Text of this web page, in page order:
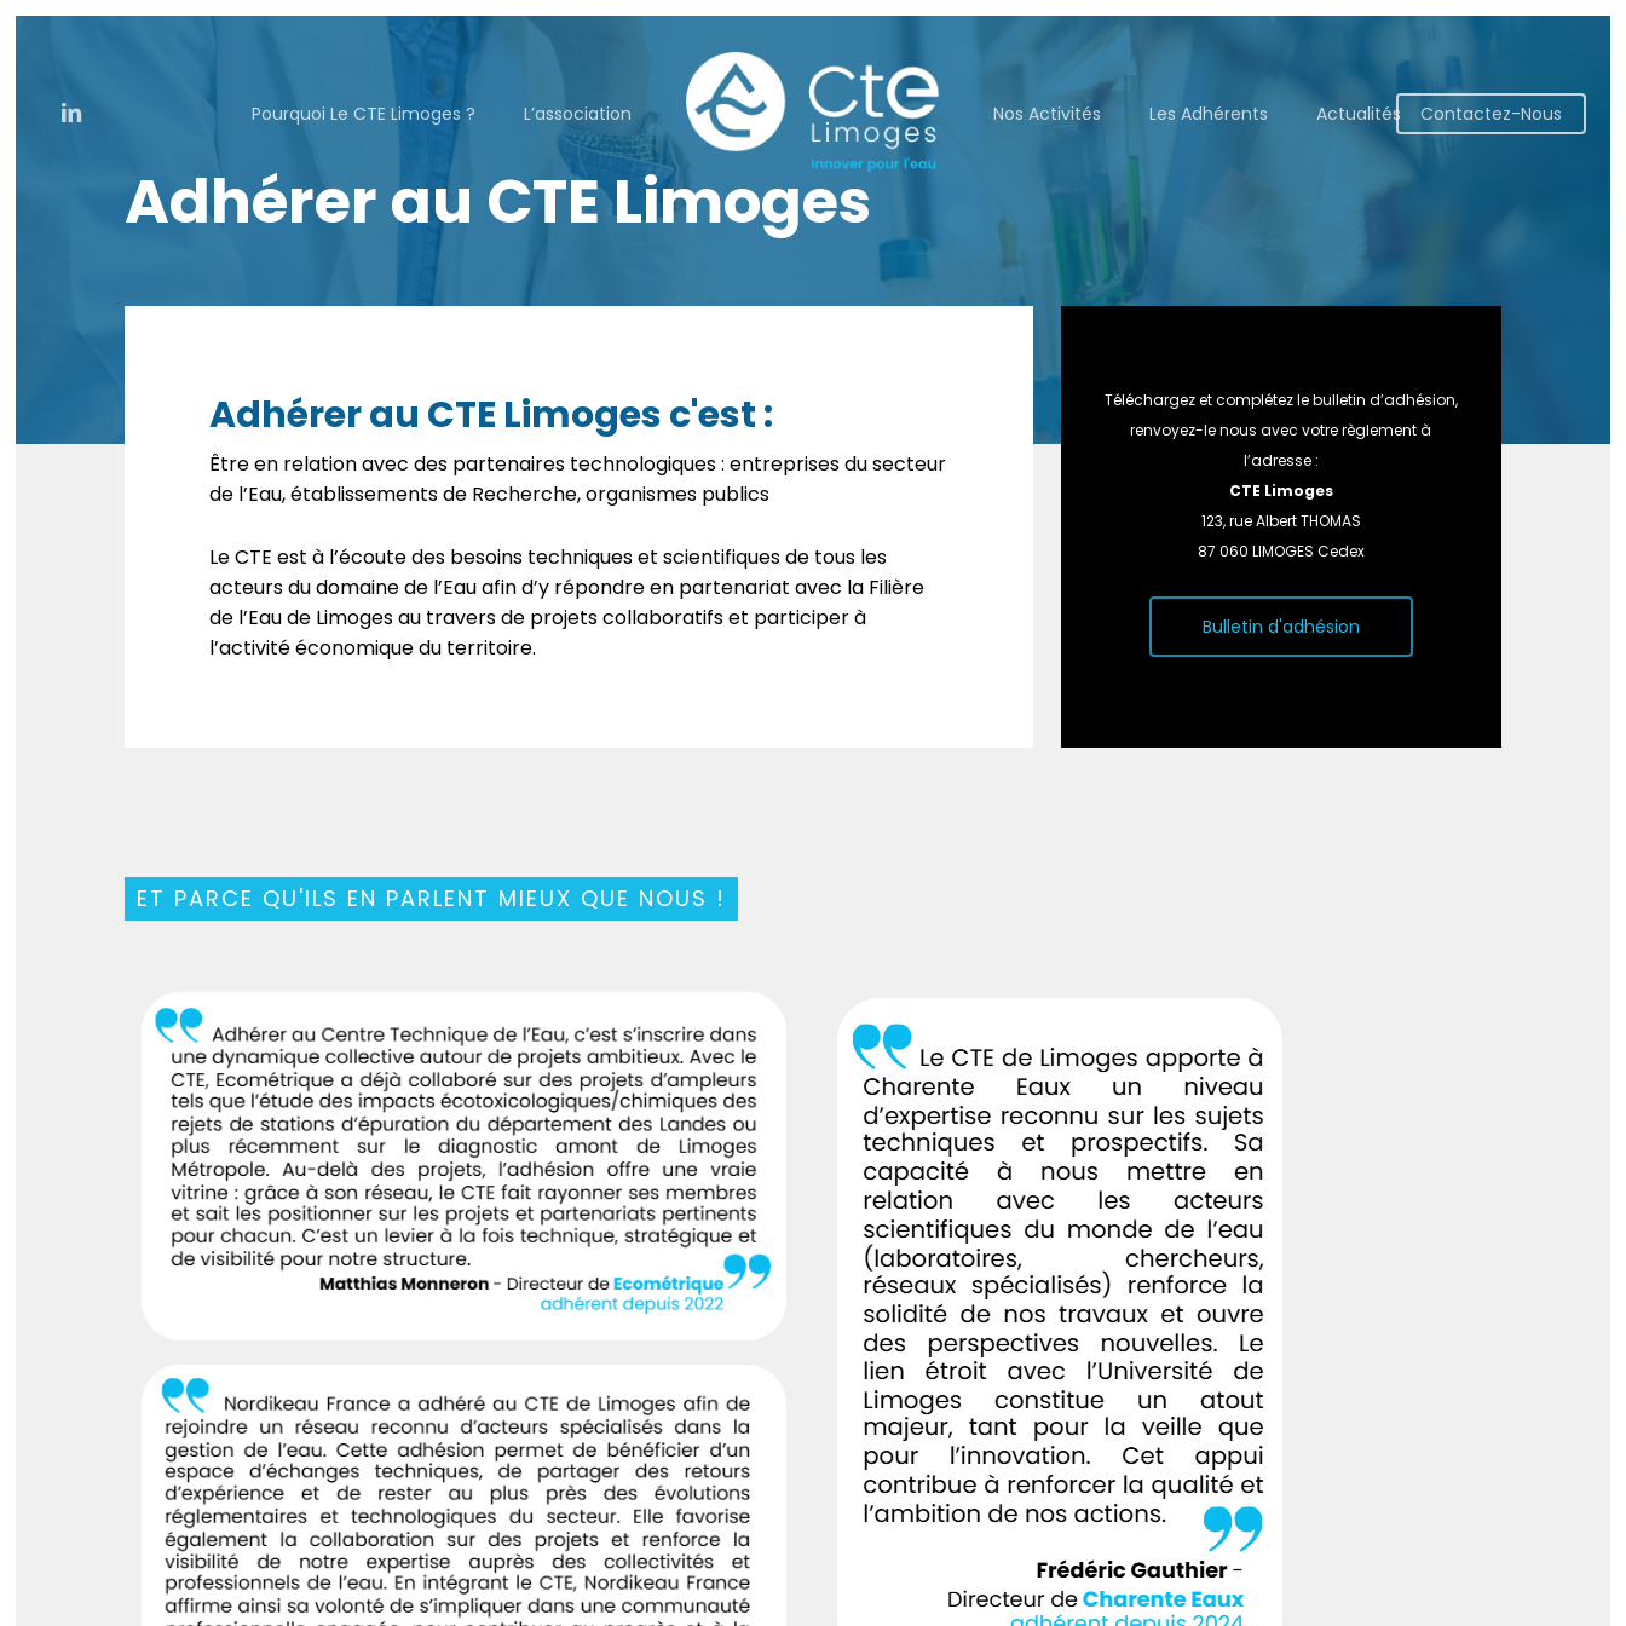
Passer
principal
Pourquoi Le CTE Limoges ? L’association Nos Activités Les Adhérents Actualités
Linkedin Contactez-Nous
Adhérer au CTE Limoges
Adhérer au CTE Limoges c'est :
Être en relation avec des partenaires technologiques : entreprises du secteur
de l’Eau, établissements de Recherche, organismes publics
Le CTE est à l’écoute des besoins techniques et scientifiques de tous les
acteurs du domaine de l’Eau afin d’y répondre en partenariat avec la Filière
de l’Eau de Limoges au travers de projets collaboratifs et participer à
l’activité économique du territoire.
Téléchargez et complétez le bulletin d’adhésion,
renvoyez-le nous avec votre règlement à
l’adresse :
CTE Limoges
123, rue Albert THOMAS
87 060 LIMOGES Cedex
Bulletin d'adhésion
ET PARCE QU'ILS EN PARLENT MIEUX QUE NOUS !